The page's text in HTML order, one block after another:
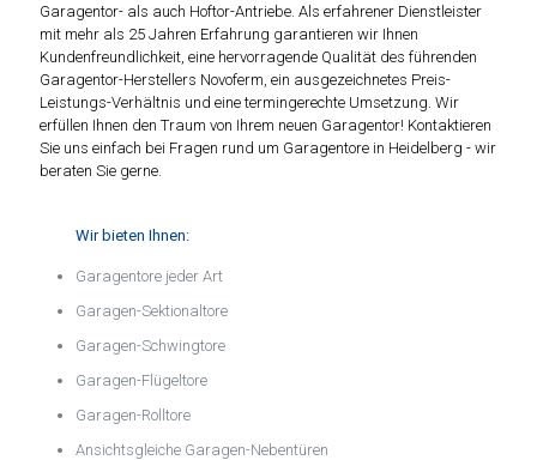
Garagentor- als auch Hoftor-Antriebe. Als erfahrener Dienstleister
mit mehr als 25 Jahren Erfahrung garantieren wir Ihnen
Kundenfreundlichkeit, eine hervorragende Qualität des führenden
Garagentor-Herstellers Novoferm, ein ausgezeichnetes Preis-
Leistungs-Verhältnis und eine termingerechte Umsetzung. Wir
erfüllen Ihnen den Traum von Ihrem neuen Garagentor! Kontaktieren
Sie uns einfach bei Fragen rund um Garagentore in Heidelberg - wir
beraten Sie gerne.
Wir bieten Ihnen:
Garagentore jeder Art
Garagen-Sektionaltore
Garagen-Schwingtore
Garagen-Flügeltore
Garagen-Rolltore
Ansichtsgleiche Garagen-Nebentüren